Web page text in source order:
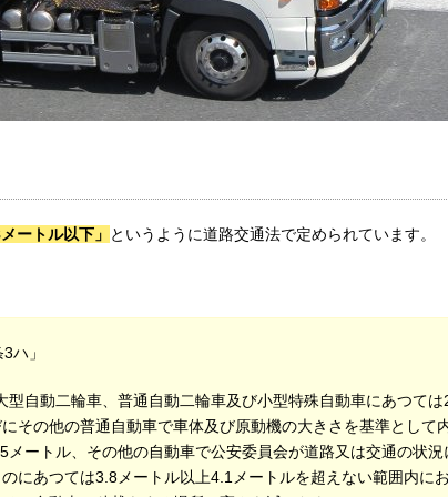
ートル以下」 というように道路交通法で定められています。
ハ」
型自動二輪車、普通自動二輪車及び小型特殊自動車にあつては
その他の普通自動車で車体及び原動機の大きさを基準として
メートル、その他の自動車で公安委員会が道路又は交通の状況
にあつては3.8メートル以上4.1メートルを超えない範囲内に